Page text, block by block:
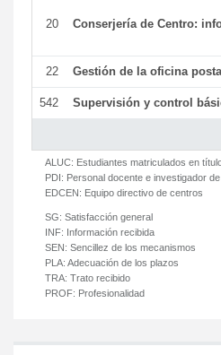
20 Conserjería de Centro:
22 Gestión de la oficina
542 Supervisión y control
ALUC: Estudiantes matriculados en
PDI: Personal docente e investigador
EDCEN: Equipo directivo de centros
SG: Satisfacción general
INF: Información recibida
SEN: Sencillez de los mecanismos
PLA: Adecuación de los plazos
TRA: Trato recibido
PROF: Profesionalidad